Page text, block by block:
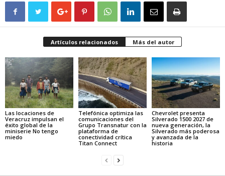
Artículos relacionados Más del autor
Las locaciones de
Veracruz impulsan el
éxito global de la
miniserie No tengo
miedo
Telefónica optimiza las
comunicaciones del
Grupo Transnatur con la
plataforma de
conectividad crítica
Titan Connect
Chevrolet presenta
Silverado 1500 2027 de
nueva generación, la
Silverado más poderosa
y avanzada de la
historia